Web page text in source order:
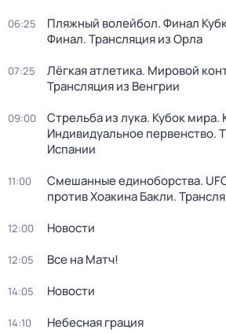
06:25
Пляжный волейбол. Финал
Финал. Трансляция из Орла
07:25
Лёгкая атлетика. Мировой
Трансляция из Венгрии
09:00
Стрельба из лука. Кубок мира.
Индивидуальное первенство.
Испании
11:00
Смешанные единоборства.
против Хоакина Бакли.
12:00 Новости
12:05 Все на Матч!
14:05 Новости
14:10 Небесная грация